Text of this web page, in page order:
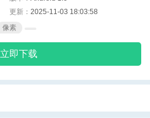
立即下载
更新： 2025-11-03 18:03:58
像素